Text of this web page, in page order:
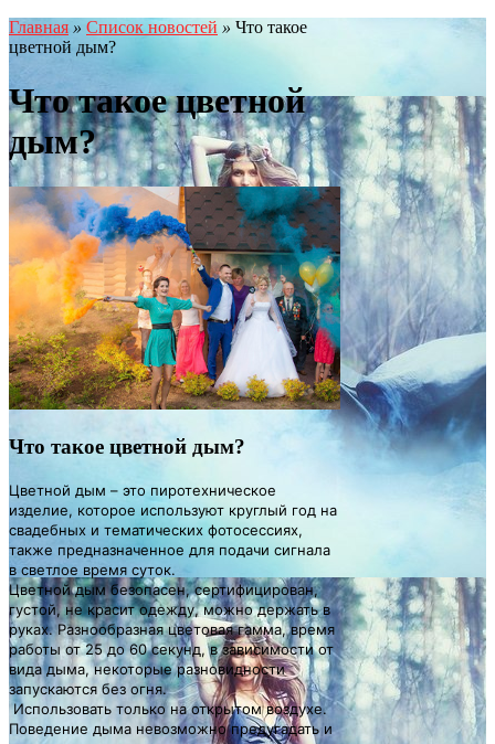
Главная » Список новостей » Что такое
цветной дым?
Что такое цветной
дым?
Что такое цветной дым?
Цветной дым – это пиротехническое
изделие, которое используют круглый год на
свадебных и тематических фотосессиях,
также предназначенное для подачи сигнала
в светлое время суток.
Цветной дым безопасен,сертифицирован,
густой,не красит одежду,можно держать в
руках. Разнообразная цветовая гамма, время
работы от 25 до 60 секунд, в зависимости от
вида дыма, некоторые разновидности
запускаются без огня.
Использовать только на открытом воздухе.
Поведение дыма невозможно предугадать и